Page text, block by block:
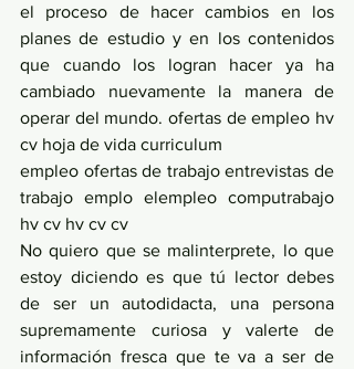
el proceso de hacer cambios en los
planes de estudio y en los contenidos
que cuando los logran hacer ya ha
cambiado nuevamente la manera de
operar del mundo. ofertas de empleo hv
cv hoja de vida curriculum
empleo ofertas de trabajo entrevistas de
trabajo emplo elempleo computrabajo
hv cv hv cv cv
No quiero que se malinterprete, lo que
estoy diciendo es que tú lector debes
de ser un autodidacta, una persona
supremamente curiosa y valerte de
información fresca que te va a ser de